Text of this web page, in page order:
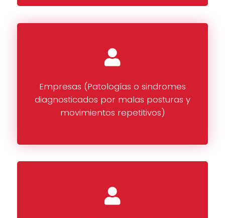
Empresas (Patologías o sindromes
diagnosticados por malas posturas y
movimientos repetitivos)